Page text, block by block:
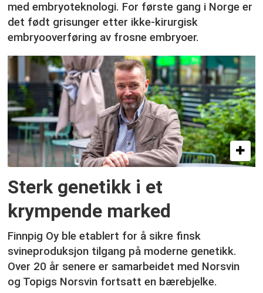
med embryoteknologi. For første gang i Norge er
det født grisunger etter ikke-kirurgisk
embryooverføring av frosne embryoer.
Sterk genetikk i et
krympende marked
Finnpig Oy ble etablert for å sikre finsk
svineproduksjon tilgang på moderne genetikk.
Over 20 år senere er samarbeidet med Norsvin
og Topigs Norsvin fortsatt en bærebjelke.